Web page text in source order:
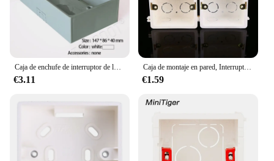
€3.11
Caja de montaje en pared, Interruptor táctil estándar, caja de conexiones de casete, plástico PVC de alta calidad, ignífugo, caja trasera de Waring, 1 ud.
€1.59